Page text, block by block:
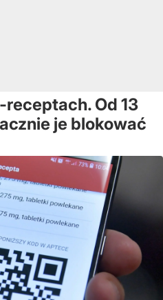
Od 13
je blokować